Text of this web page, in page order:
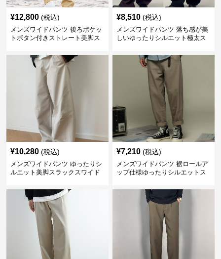
¥12,800 (税込)
メンズワイドパンツ 後ろポケッ
トボタン付きストレート美脚ス
¥8,510 (税込)
メンズワイドパンツ 落ち感が美
しいゆったりシルエット極太ス
¥10,280 (税込)
メンズワイドパンツ ゆったりシ
ルエット美脚スラックスワイド
¥7,210 (税込)
メンズワイドパンツ 裾ロールア
ップ仕様ゆったりシルエットス